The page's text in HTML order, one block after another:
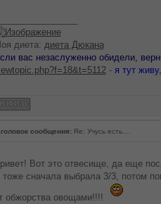
диета: диета Дюкана
вас незаслуженно обидели,
- я тут
сообщения:Re: Учусь есть....
Вот это отвесище, да еще
сначала выбрала 3/3, потом
обжорства овощами!!!!